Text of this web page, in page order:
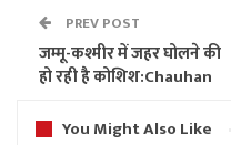
PREV POST
जम्मू-कश्मीर में जहर घोलने की
हो रही है कोशिश:Chauhan
You Might Also Like